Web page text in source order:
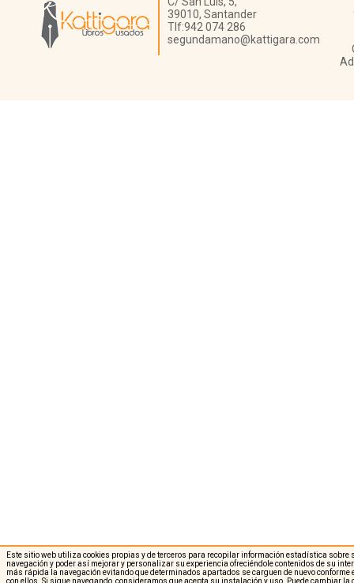
Este sitio web utiliza cookies propias y de terceros para recopilar información estadística sobre
navegación y poder así mejorar y personalizar su experiencia ofreciéndole contenidos de su
más rápida la navegación evitando que determinados apartados se carguen de nuevo
con ellos. Si sigue navegando, consideramos que acepta su instalación y uso. Puede cambiar la
39010, Santander
Tlf:942 074 286
segundamano@kattigara.com